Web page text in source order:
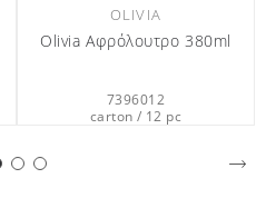
OLIVIA
Olivia Αφρόλουτρο 440ml
7359712
carton / 12 pc